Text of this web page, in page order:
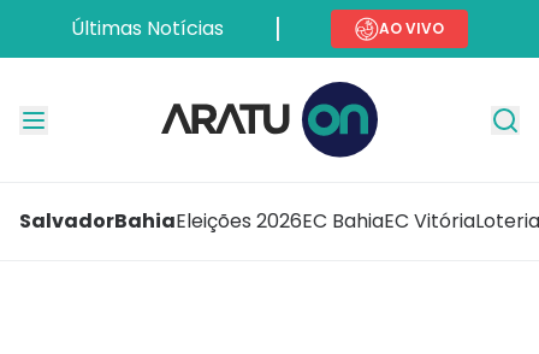
Últimas Notícias AO VIVO
SalvadorBahiaEleições 2026EC BahiaEC Vitória